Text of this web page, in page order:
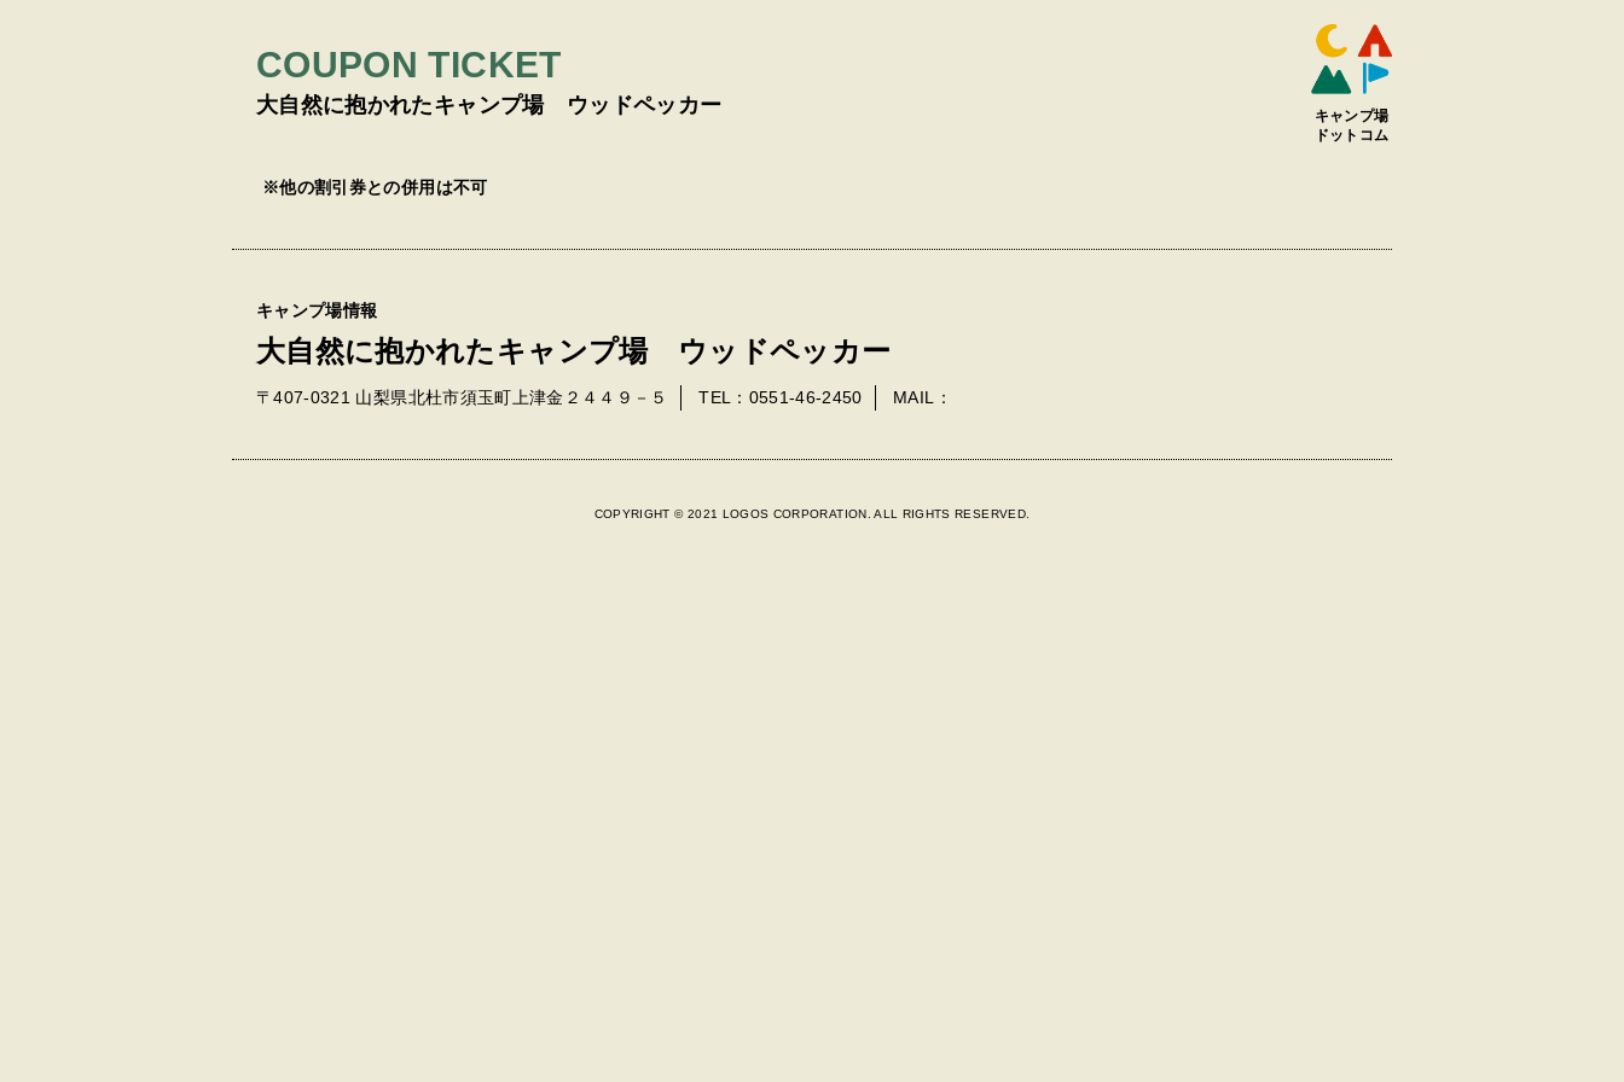
COUPON TICKET
大自然に抱かれたキャンプ場 ウッドペッカー
キャンプ場
ドットコム
※他の割引券との併⽤は不可
キャンプ場情報
大自然に抱かれたキャンプ場 ウッドペッカー
〒407-0321 山梨県北杜市須玉町上津金２４４９－５ TEL：0551-46-2450 MAIL：
COPYRIGHT © 2021 LOGOS CORPORATION. ALL RIGHTS RESERVED.